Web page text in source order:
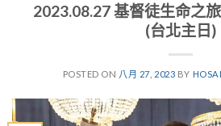
2023.08.27 基督徒生命之
(台北主日)
POSTED ON 八月 27, 2023 BY